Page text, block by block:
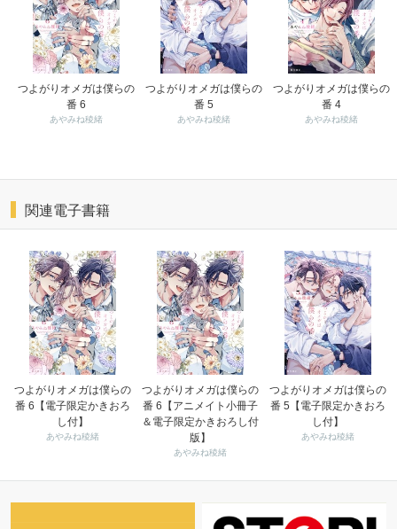
つよがりオメガは僕らの
番 6
あやみね稜緒
つよがりオメガは僕らの
番 5
あやみね稜緒
つよがりオメガは僕らの
番 4
あやみね稜緒
関連電子書籍
つよがりオメガは僕らの
番 6【電子限定かきおろ
し付】
あやみね稜緒
つよがりオメガは僕らの
番 6【アニメイト小冊子
＆電子限定かきおろし付
版】
あやみね稜緒
つよがりオメガは僕らの
番 5【電子限定かきおろ
し付】
あやみね稜緒